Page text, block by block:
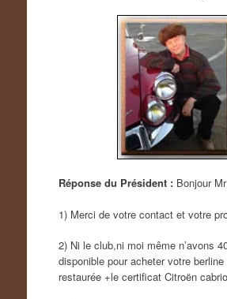
Réponse du Président : Bonjour
1) Merci de votre contact et votre
2) Ni le club,ni moi même n’avons
disponible pour acheter votre berline
restaurée +le certificat Citroën